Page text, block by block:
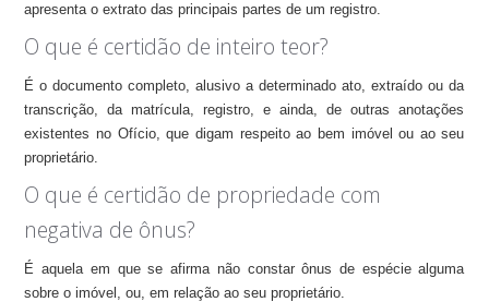
apresenta o extrato das principais partes de um registro.
O que é certidão de inteiro teor?
É o documento completo, alusivo a determinado ato, extraído ou da
transcrição, da matrícula, registro, e ainda, de outras anotações
existentes no Ofício, que digam respeito ao bem imóvel ou ao seu
proprietário.
O que é certidão de propriedade com
negativa de ônus?
É aquela em que se afirma não constar ônus de espécie alguma
sobre o imóvel, ou, em relação ao seu proprietário.